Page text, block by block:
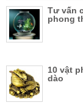
Tư vấn
phong
10 vật
dào